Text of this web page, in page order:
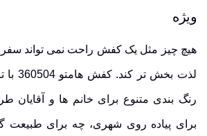
ویژه
هیچ چیز مثل یک کفش راحت نمی تواند سفر
لذت
رنگ بندی متنوع برای خانم ها و
برای پیاده روی شهری، چه برای طبیعت